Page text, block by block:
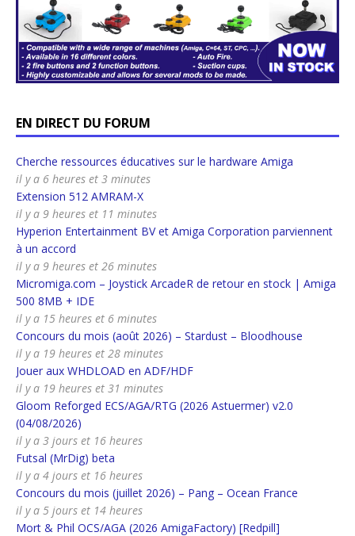
EN DIRECT DU FORUM
Cherche ressources éducatives sur le hardware Amiga
il y a 6 heures et 3 minutes
Extension 512 AMRAM-X
il y a 9 heures et 11 minutes
Hyperion Entertainment BV et Amiga Corporation parviennent
à un accord
il y a 9 heures et 26 minutes
Micromiga.com – Joystick ArcadeR de retour en stock | Amiga
500 8MB + IDE
il y a 15 heures et 6 minutes
Concours du mois (août 2026) – Stardust – Bloodhouse
il y a 19 heures et 28 minutes
Jouer aux WHDLOAD en ADF/HDF
il y a 19 heures et 31 minutes
Gloom Reforged ECS/AGA/RTG (2026 Astuermer) v2.0
(04/08/2026)
il y a 3 jours et 16 heures
Futsal (MrDig) beta
il y a 4 jours et 16 heures
Concours du mois (juillet 2026) – Pang – Ocean France
il y a 5 jours et 14 heures
Mort & Phil OCS/AGA (2026 AmigaFactory) [Redpill]